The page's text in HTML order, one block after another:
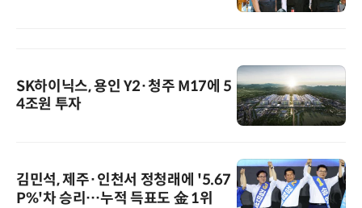
SK하이닉스, 용인 Y2·청주 M17에 5
4조원 투자
김민석, 제주·인천서 정청래에 '5.67
P%'차 승리…누적 득표도 金 1위